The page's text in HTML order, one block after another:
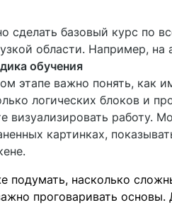
сделать базовый курс по
области. Например,
обучения
этапе важно понять, как
логических блоков и
визуализировать работу.
картинках,
подумать, насколько
проговаривать